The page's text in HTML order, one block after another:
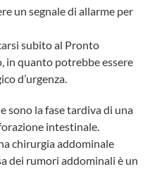
un segnale di allarme per
subito al Pronto
in quanto potrebbe essere
d’urgenza.
sono la fase tardiva di una
intestinale.
chirurgia addominale
dei rumori addominali è un